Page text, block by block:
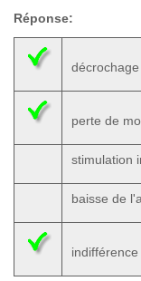
Réponse:
perte de
stimulation
baisse de